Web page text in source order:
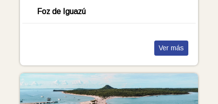
Foz de Iguazú
Ver más